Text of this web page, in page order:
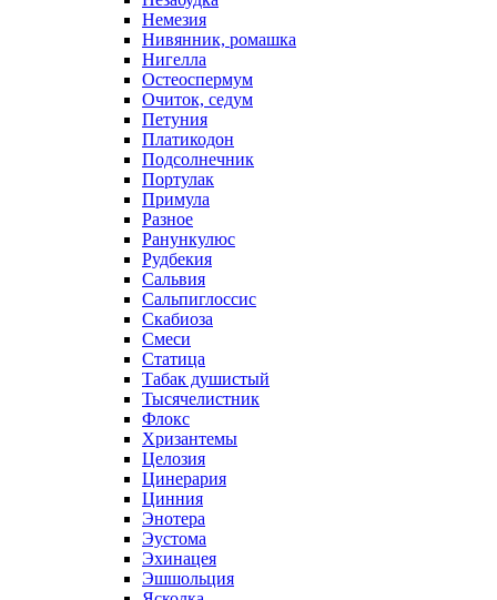
Немезия
Нивянник, ромашка
Нигелла
Остеоспермум
Очиток, седум
Петуния
Платикодон
Подсолнечник
Портулак
Примула
Разное
Ранункулюс
Рудбекия
Сальвия
Сальпиглоссис
Скабиоза
Смеси
Статица
Табак душистый
Тысячелистник
Флокс
Хризантемы
Целозия
Цинерария
Цинния
Энотера
Эустома
Эхинацея
Эшшольция